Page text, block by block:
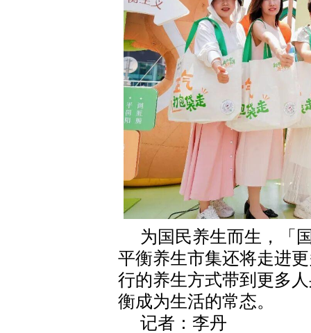
为国民养生而生，「
平衡养生市集还将走进
行的养生方式带到更多
衡成为生活的常态。
记者：李丹